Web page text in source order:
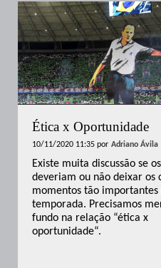
Ética x Oportunidade
10/11/2020 11:35 por Adriano Ávila
Existe muita discussão se
deveriam ou não deixar os
momentos tão importantes
temporada. Precisamos
fundo na relação “ética x
oportunidade“.